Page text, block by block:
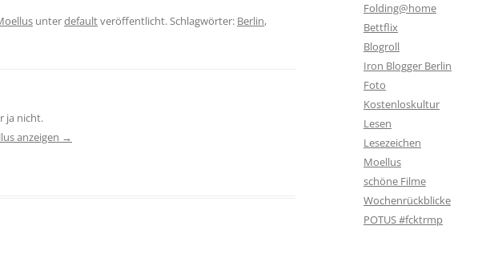
unterdefaultveröffentlicht. Schlagwörter: Berlin,
ja nicht.
anzeigen →
Folding@home
Bettflix
Blogroll
Iron Blogger Berlin
Foto
Kostenloskultur
Lesen
Lesezeichen
Moellus
schöne Filme
Wochenrückblicke
POTUS #fcktrmp